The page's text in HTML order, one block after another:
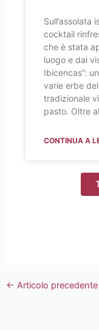
cocktail
che è stata
luogo e dai
Ibicencas”:
varie erbe
tradizionale
pasto. Oltre
CONTINUA A
← Articolo precedente